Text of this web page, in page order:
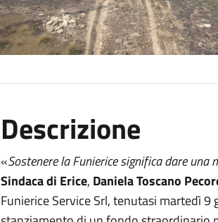
Descrizione
«Sostenere la Funierice significa dare
Sindaca di Erice, Daniela Toscano
Funierice Service Srl, tenutasi martedì 9